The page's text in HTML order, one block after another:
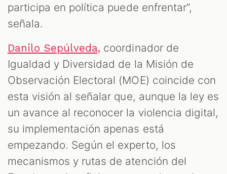
participa en política puede enfrentar”,
señala.
Danilo Sepúlveda, coordinador de
Igualdad y Diversidad de la Misión de
Observación Electoral (MOE) coincide con
esta visión al señalar que, aunque la ley es
un avance al reconocer la violencia digital,
su implementación apenas está
empezando. Según el experto, los
mecanismos y rutas de atención del